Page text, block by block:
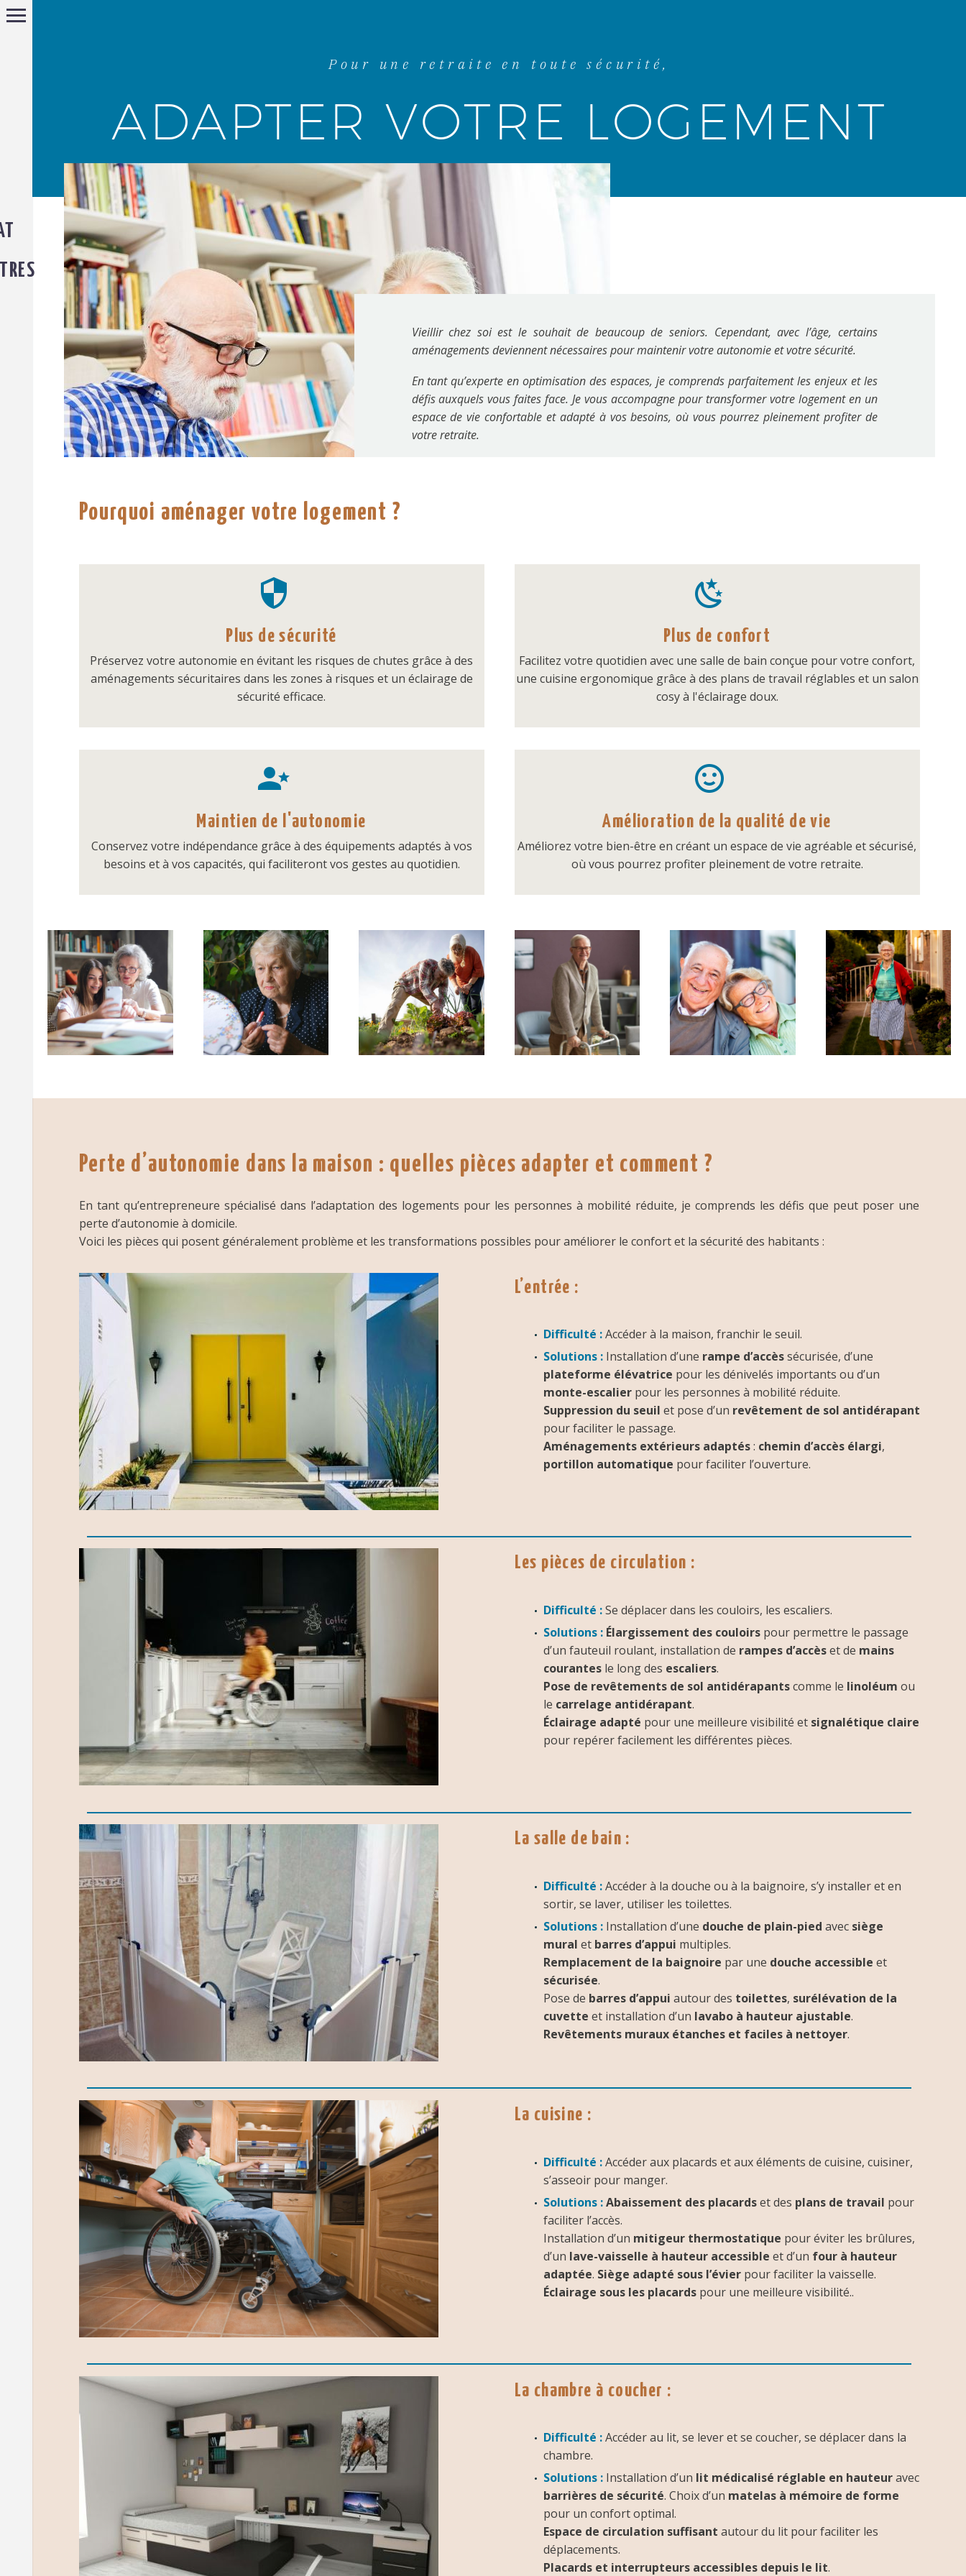
Pour une retraite en toute sécurité,
ADAPTER VOTRE LOGEMENT
Vieillir chez soi est le souhait de beaucoup de seniors. Cependant, avec l’âge, certains
aménagements deviennent nécessaires pour maintenir votre autonomie et votre sécurité.
En tant qu’experte en optimisation des espaces, je comprends parfaitement les enjeux et les
défis auxquels vous faites face. Je vous accompagne pour transformer votre logement en un
espace de vie confortable et adapté à vos besoins, où vous pourrez pleinement profiter de
votre retraite.
Pourquoi aménager votre logement ?


Plus de sécurité
Préservez votre autonomie en évitant les risques de chutes grâce à des
aménagements sécuritaires dans les zones à risques et un éclairage de
sécurité efficace.


Maintien de l'autonomie
Conservez votre indépendance grâce à des équipements adaptés à vos
besoins et à vos capacités, qui faciliteront vos gestes au quotidien.


Plus de confort
Facilitez votre quotidien avec une salle de bain conçue pour votre confort,
une cuisine ergonomique grâce à des plans de travail réglables et un salon
cosy à l'éclairage doux.


Amélioration de la qualité de vie
Améliorez votre bien-être en créant un espace de vie agréable et sécurisé,
où vous pourrez profiter pleinement de votre retraite.
Perte d’autonomie dans la maison : quelles pièces adapter et comment ?
En tant qu’entrepreneure spécialisé dans l’adaptation des logements pour les personnes à mobilité réduite, je comprends les défis que peut poser une
perte d’autonomie à domicile.
Voici les pièces qui posent généralement problème et les transformations possibles pour améliorer le confort et la sécurité des habitants :
L’entrée :
Difficulté : Accéder à la maison, franchir le seuil.
Solutions :Installation d’une rampe d’accèssécurisée, d’une
plateforme élévatrice pour les dénivelés importants ou d’un
monte-escalierpour les personnes à mobilité réduite.
Suppression du seuil et pose d’un revêtement de sol antidérapant
pour faciliter le passage.
Aménagements extérieurs adaptés: chemin d’accès élargi,
portillon automatique pour faciliter l’ouverture.
Les pièces de circulation :
Difficulté :Se déplacer dans les couloirs, les escaliers.
Solutions : Élargissement des couloirspour permettre le passage
d’un fauteuil roulant, installation de rampes d’accèset de mains
courantesle long des escaliers.
Pose de revêtements de sol antidérapantscomme le linoléum ou
le carrelage antidérapant.
Éclairage adapté pour une meilleure visibilité et signalétique claire
pour repérer facilement les différentes pièces.
La salle de bain :
Difficulté :Accéder à la douche ou à la baignoire, s’y installer et en
sortir, se laver, utiliser les toilettes.
Solutions :Installation d’une douche de plain-pied avec siège
mural et barres d’appui multiples.
Remplacement de la baignoire par une douche accessible et
sécurisée.
Pose de barres d’appui autour des toilettes, surélévation de la
cuvette et installation d’un lavabo à hauteur ajustable.
Revêtements muraux étanches et faciles à nettoyer.
La cuisine :
Difficulté :Accéder aux placards et aux éléments de cuisine, cuisiner,
s’asseoir pour manger.
Solutions : Abaissement des placardset des plans de travail pour
faciliter l’accès.
Installation d’un mitigeur thermostatique pour éviter les brûlures,
d’un lave-vaisselle à hauteur accessible et d’un four à hauteur
adaptée. Siège adapté sous l’évierpour faciliter la vaisselle.
Éclairage sous les placardspour une meilleure visibilité..
La chambre à coucher :
Difficulté :Accéder au lit, se lever et se coucher, se déplacer dans la
chambre.
Solutions :Installation d’un lit médicalisé réglable en hauteuravec
barrières de sécurité. Choix d’un matelas à mémoire de forme
pour un confort optimal.
Espace de circulation suffisant autour du lit pour faciliter les
déplacements.
Placards et interrupteurs accessibles depuis le lit.